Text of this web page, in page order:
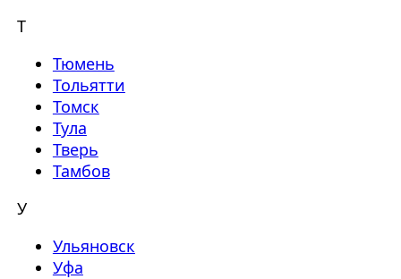
Т
Тюмень
Тольятти
Томск
Тула
Тверь
Тамбов
У
Ульяновск
Уфа